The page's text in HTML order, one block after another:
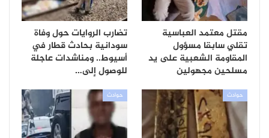
مقتل معتمد العباسية
تقلي سابقا مسؤول
المقاومة الشعبية على يد
مسلحين مجهولين
تضارب الروايات حول وفاة
سودانية بحادث قطار في
أسيوط.. ومناشدات عاجلة
للوصول إلى…
حوادث حوادث